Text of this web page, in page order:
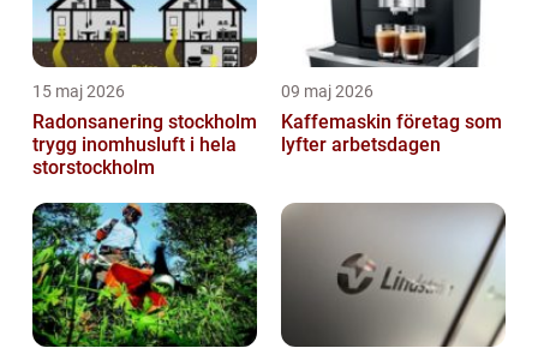
15 maj 2026
Radonsanering stockholm
trygg inomhusluft i hela
storstockholm
09 maj 2026
Kaffemaskin företag som
lyfter arbetsdagen